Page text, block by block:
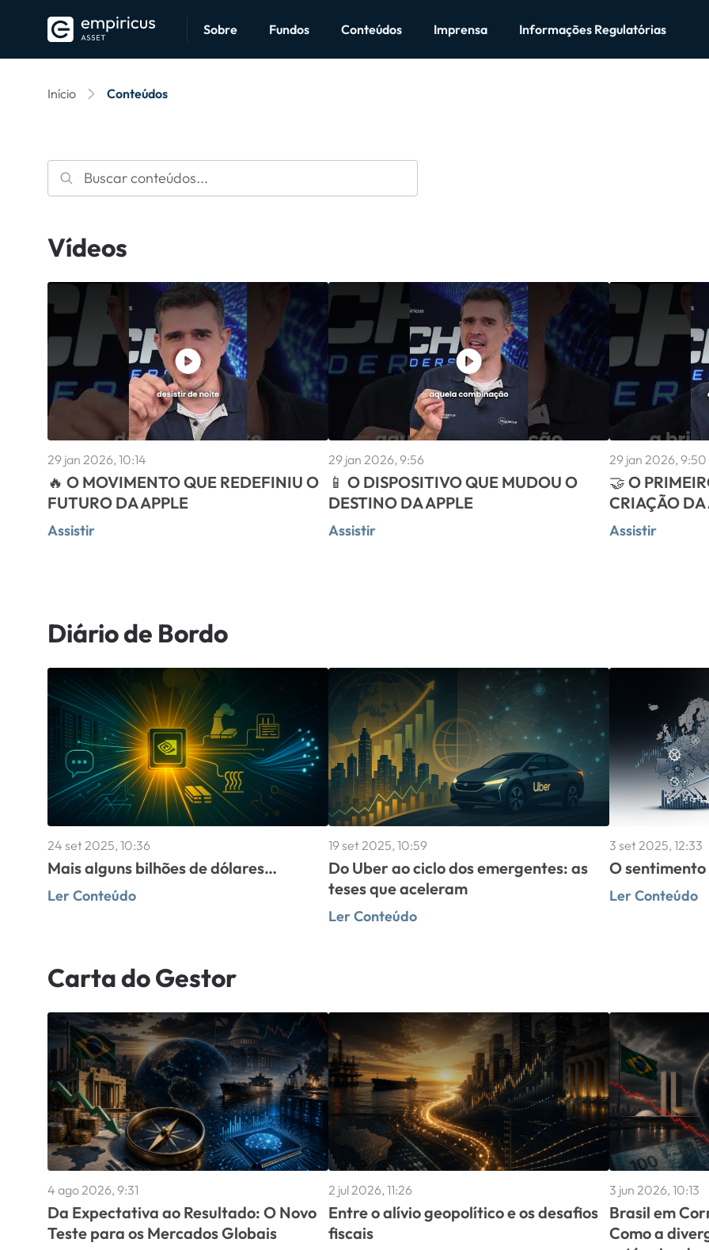
Sobre Fundos Conteúdos Imprensa Informações Regulatórias
Início Conteúdos
Vídeos
29 jan 2026, 10:14
🔥 O MOVIMENTO QUE REDEFINIU O
FUTURO DA APPLE
Assistir
29 jan 2026, 9:56
📱 O DISPOSITIVO QUE MUDOU O
DESTINO DA APPLE
Assistir
29 jan 2026, 9:50
🤝 O
CRIAÇÃO DA
Assistir
Diário de Bordo
24 set 2025, 10:36
Mais alguns bilhões de dólares…
Ler Conteúdo
19 set 2025, 10:59
Do Uber ao ciclo dos emergentes: as
teses que aceleram
Ler Conteúdo
3 set 2025, 12:33
O
Ler Conteúdo
Carta do Gestor
4 ago 2026, 9:31
Da Expectativa ao Resultado: O Novo
Teste para os Mercados Globais
2 jul 2026, 11:26
Entre o alívio geopolítico e os desafios
fiscais
3 jun 2026, 10:13
Brasil em
Como a